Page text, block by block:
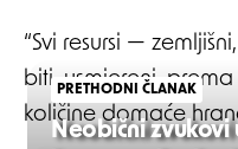
“Svi resursi —
biti usmjereni
količine domaće
PRETHODNI ČLANAK
Neobični zvukovi